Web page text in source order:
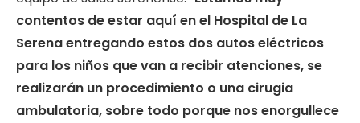
contentos de estar aquí en el Hospital de La
Serena entregando estos dos autos eléctricos
para los niños que van a recibir atenciones, se
realizarán un procedimiento o una cirugia
ambulatoria, sobre todo porque nos enorgullece